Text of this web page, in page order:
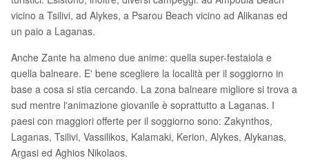
vicino a Tsilivi, ad Alykes, a Psarou Beach vicino ad Alikanas ed
un paio a Laganas.
Anche Zante ha almeno due anime: quella super-festaiola e
quella balneare. E' bene scegliere la località per il soggiorno in
base a cosa si stia cercando. La zona balneare migliore si trova a
sud mentre l'animazione giovanile è soprattutto a Laganas. I
paesi con maggiori offerte per il soggiorno sono: Zakynthos,
Laganas, Tsilivi, Vassilikos, Kalamaki, Kerion, Alykes, Alykanas,
Argasi ed Aghios Nikolaos.